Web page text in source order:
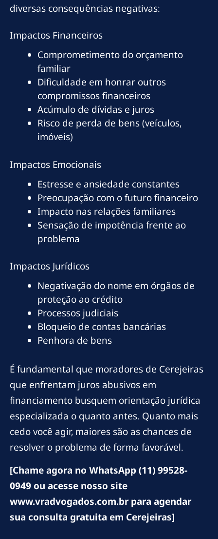
diversas consequências negativas:
Impactos Financeiros
Comprometimento do orçamento
familiar
Dificuldade em honrar outros
compromissos financeiros
Acúmulo de dívidas e juros
Risco de perda de bens (veículos,
imóveis)
Impactos Emocionais
Estresse e ansiedade constantes
Preocupação com o futuro financeiro
Impacto nas relações familiares
Sensação de impotência frente ao
problema
Impactos Jurídicos
Negativação do nome em órgãos de
proteção ao crédito
Processos judiciais
Bloqueio de contas bancárias
Penhora de bens
É fundamental que moradores de Cerejeiras
que enfrentam juros abusivos em
financiamento busquem orientação jurídica
especializada o quanto antes. Quanto mais
cedo você agir, maiores são as chances de
resolver o problema de forma favorável.
[Chame agora no WhatsApp (11) 99528-
0949 ou acesse nosso site
www.vradvogados.com.br para agendar
sua consulta gratuita em Cerejeiras]